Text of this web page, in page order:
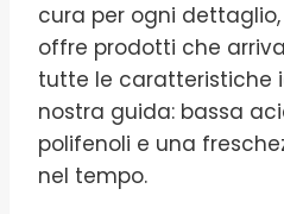
cura per ogni dettaglio,
offre prodotti che
tutte le caratteristiche
nostra guida: bassa
polifenoli e una
nel tempo.